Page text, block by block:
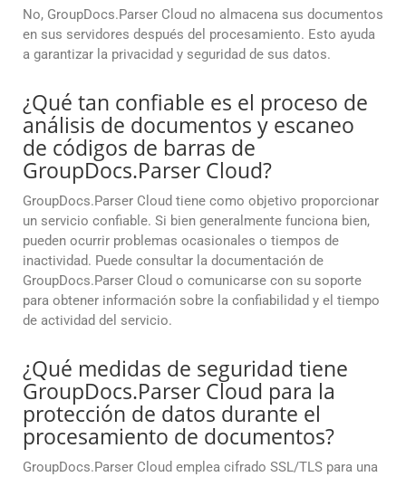
No, GroupDocs.Parser Cloud no almacena sus documentos
en sus servidores después del procesamiento. Esto ayuda
a garantizar la privacidad y seguridad de sus datos.
¿Qué tan confiable es el proceso de
análisis de documentos y escaneo
de códigos de barras de
GroupDocs.Parser Cloud?
GroupDocs.Parser Cloud tiene como objetivo proporcionar
un servicio confiable. Si bien generalmente funciona bien,
pueden ocurrir problemas ocasionales o tiempos de
inactividad. Puede consultar la documentación de
GroupDocs.Parser Cloud o comunicarse con su soporte
para obtener información sobre la confiabilidad y el tiempo
de actividad del servicio.
¿Qué medidas de seguridad tiene
GroupDocs.Parser Cloud para la
protección de datos durante el
procesamiento de documentos?
GroupDocs.Parser Cloud emplea cifrado SSL/TLS para una